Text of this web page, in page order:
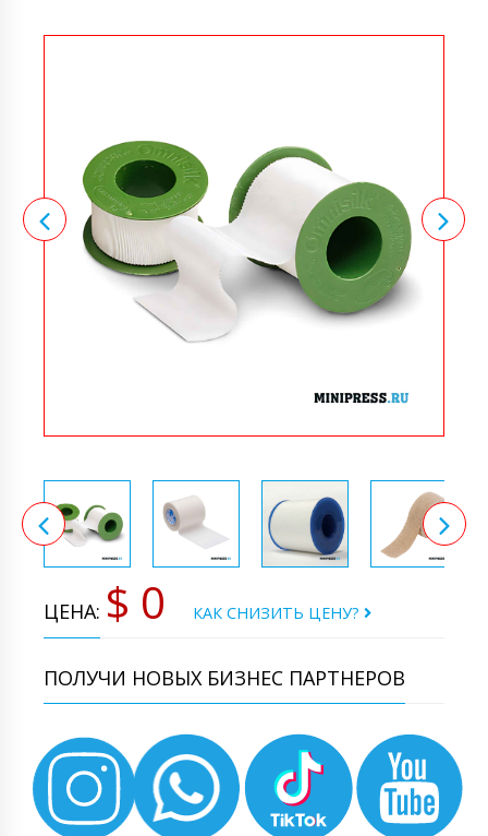
ЦЕНА: $ 0 КАК СНИЗИТЬ ЦЕНУ?
ПОЛУЧИ НОВЫХ БИЗНЕС ПАРТНЕРОВ